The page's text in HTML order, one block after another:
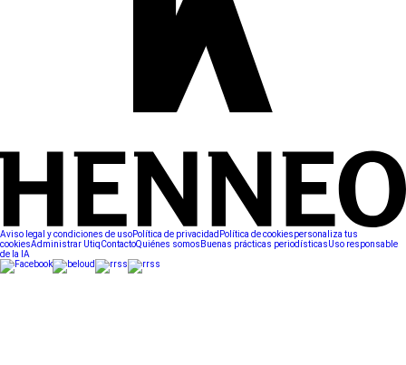
Aviso legal y condiciones de usoPolítica de privacidad Política de cookiespersonaliza tus
cookiesAdministrar UtiqContactoQuiénes somos Buenas prácticas periodísticasUso responsable
de la IA